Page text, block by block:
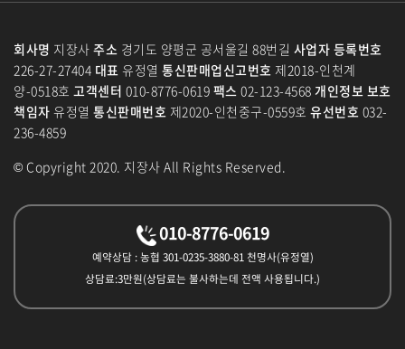
회사명 지장사 주소 경기도 양평군 공서울길 88번길 사업자 등록번호
226-27-27404 대표 유정열 통신판매업신고번호 제2018-인천계
양-0518호 고객센터 010-8776-0619 팩스 02-123-4568 개인정보 보호
책임자 유정열 통신판매번호 제2020-인천중구-0559호 유선번호 032-
236-4859
© Copyright 2020. 지장사 All Rights Reserved.
010-8776-0619
예약상담 : 농협 301-0235-3880-81 천명사(유정열)
상담료:3만원(상담료는 불사하는데 전액 사용됩니다.)